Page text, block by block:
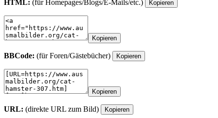
HTML: (für Homepages/Blogs/E-Mails/etc.) Kopieren
Kopieren
BBCode: (für Foren/Gästebücher) Kopieren
Kopieren
URL: (direkte URL zum Bild) Kopieren